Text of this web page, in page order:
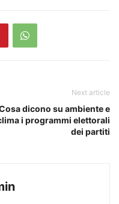
Next article
dicono su ambiente e
i programmi elettorali
dei partiti